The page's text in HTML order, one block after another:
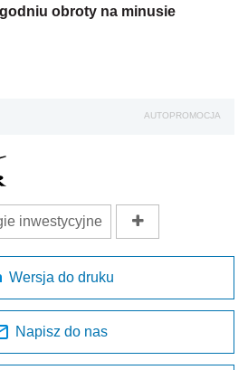
obroty na minusie
AUTOPROMOCJA
inwestycyjne
Wersja do druku
Napisz do nas